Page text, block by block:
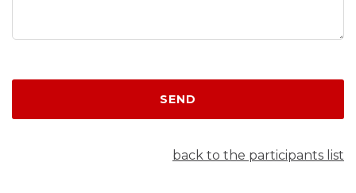
SEND
back to the participants list